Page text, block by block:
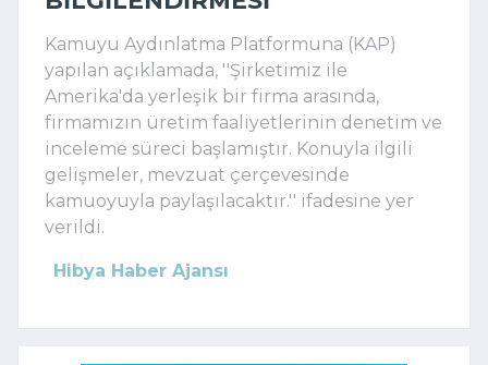
Kamuyu Aydınlatma Platformuna (KAP)
yapılan açıklamada, ''Şirketimiz ile
Amerika'da yerleşik bir firma arasında,
firmamızın üretim faaliyetlerinin denetim ve
inceleme süreci başlamıştır. Konuyla ilgili
gelişmeler, mevzuat çerçevesinde
kamuoyuyla paylaşılacaktır.'' ifadesine yer
verildi.
Hibya Haber Ajansı